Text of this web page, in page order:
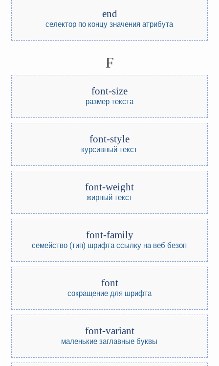
end
селектор по концу значения атрибута
F
font-size
размер текста
font-style
курсивный текст
font-weight
жирный текст
font-family
семейство (тип) шрифтассылку на веб безоп
font
сокращение для шрифта
font-variant
маленькие заглавные буквы